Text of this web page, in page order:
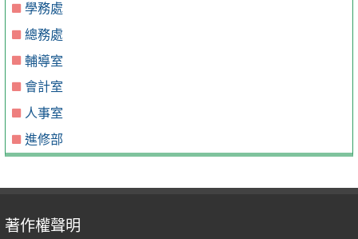
學務處
總務處
輔導室
會計室
人事室
進修部
著作權聲明